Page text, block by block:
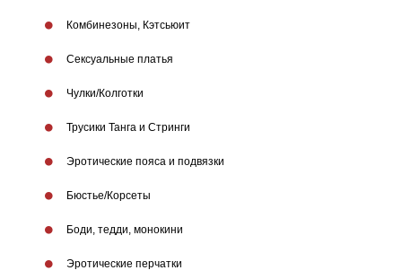
Комбинезоны, Кэтсьюит
Сексуальные платья
Чулки/Колготки
Трусики Танга и Стринги
Эротические пояса и подвязки
Бюстье/Корсеты
Боди, тедди, монокини
Эротические перчатки